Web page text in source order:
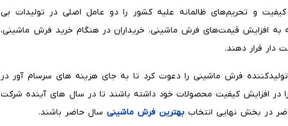
کیفیت و تحریم‌های ظالمانه علیه کشور را دو عامل اصلی در تولیدات بی
به افزایش قیمت‌های فرش ماشینی، خریداران در هنگام خرید فرش ماشینی،
دار قرار دهند.
فرش ماشینی را دعوت کرد تا به جای هزینه های سرسام آور در
در افزایش کیفیت محصولات خود داشته باشند تا در سال های آینده شرکت
در بخش نهایی انتخاب بهترین فرش ماشینی سال حاضر باشند.